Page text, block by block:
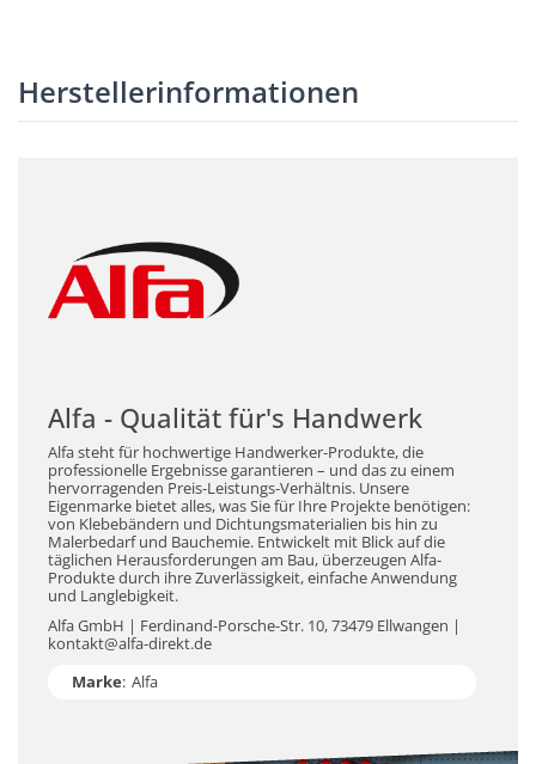
Herstellerinformationen
Alfa - Qualität für's Handwerk
Alfa steht für hochwertige Handwerker-Produkte, die
professionelle Ergebnisse garantieren – und das zu einem
hervorragenden Preis-Leistungs-Verhältnis. Unsere
Eigenmarke bietet alles, was Sie für Ihre Projekte benötigen:
von Klebebändern und Dichtungsmaterialien bis hin zu
Malerbedarf und Bauchemie. Entwickelt mit Blick auf die
täglichen Herausforderungen am Bau, überzeugen Alfa-
Produkte durch ihre Zuverlässigkeit, einfache Anwendung
und Langlebigkeit.
Alfa GmbH | Ferdinand-Porsche-Str. 10, 73479 Ellwangen |
kontakt@alfa-direkt.de
Marke: Alfa